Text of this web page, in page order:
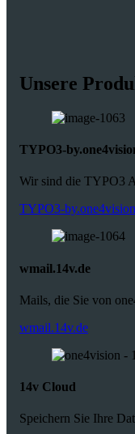
Unsere
TYPO3-
Wir sind die TYPO3
TYPO3-
wmail.14v.de
Mails, die Sie von
wmail.14v.de
14v Cloud
Speichern Sie Ihre